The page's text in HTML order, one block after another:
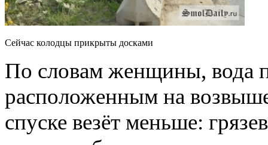
Сейчас колодцы прикрыты досками
По словам женщины, вода
расположенным на
спуске везёт меньше: